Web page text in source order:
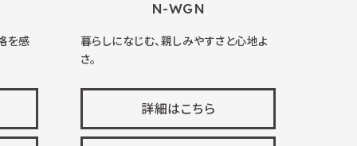
を感
N-WGN
暮らしになじむ、親しみやすさと心地よ
さ。
詳細はこちら